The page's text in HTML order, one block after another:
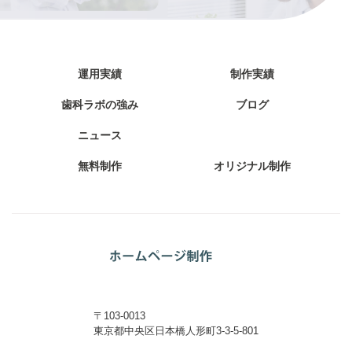
〒103-0013
東京都中央区日本橋人形町3-3-5-801
運用実績 制作実績
歯科ラボの強み ブログ
ニュース
無料制作 オリジナル制作